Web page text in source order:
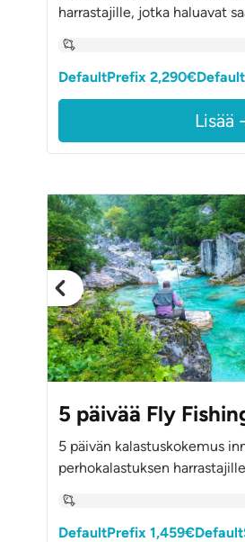
harrastajille, jotka haluavat
DefaultPrefix
Lisää
5 päivää Fly
5 päivän kalastuskokemus
perhokalastuksen
DefaultPrefix